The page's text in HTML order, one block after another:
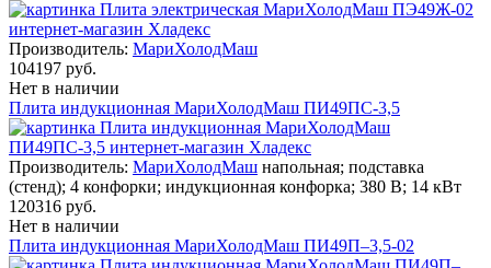
Производитель: МариХолодМаш
104197 руб.
Нет в наличии
Плита индукционная МариХолодМаш ПИ49ПС-3,5
Производитель: МариХолодМаш напольная; подставка
(стенд); 4 конфорки; индукционная конфорка; 380 В; 14 кВт
120316 руб.
Нет в наличии
Плита индукционная МариХолодМаш ПИ49П–3,5-02